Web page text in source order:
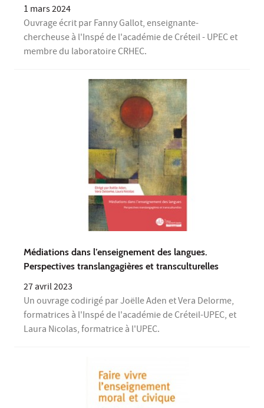
1 mars 2024
Ouvrage écrit par Fanny Gallot, enseignante-
chercheuse à l'Inspé de l'académie de Créteil - UPEC et
membre du laboratoire CRHEC.
Médiations dans l’enseignement des langues.
Perspectives translangagières et transculturelles
27 avril 2023
Un ouvrage codirigé par Joëlle Aden et Vera Delorme,
formatrices à l'Inspé de l'académie de Créteil-UPEC, et
Laura Nicolas, formatrice à l'UPEC.